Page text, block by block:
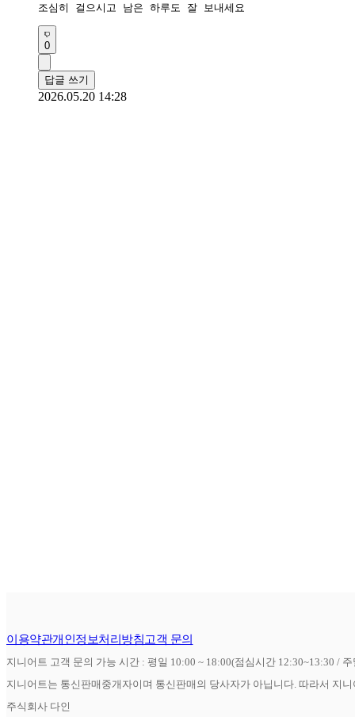
조심히 걸으시고 남은 하루도 잘 보내세요
0
답글 쓰기
2026.05.20 14:28
이용약관개인정보처리방침고객 문의
지니어트 고객 문의 가능 시간 : 평일 10:00 ~ 18:00(점심시간 12:30~13:30 /
지니어트는 통신판매중개자이며 통신판매의 당사자가 아닙니다. 따라서 지
주식회사 다인